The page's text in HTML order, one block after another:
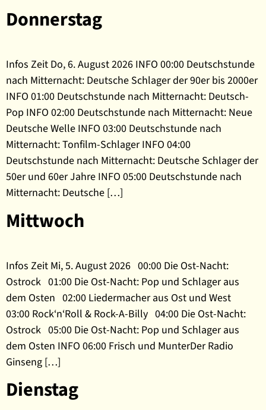
Donnerstag
Infos Zeit Do, 6. August 2026 INFO 00:00 Deutschstunde
nach Mitternacht: Deutsche Schlager der 90er bis 2000er
INFO 01:00 Deutschstunde nach Mitternacht: Deutsch-
Pop INFO 02:00 Deutschstunde nach Mitternacht: Neue
Deutsche Welle INFO 03:00 Deutschstunde nach
Mitternacht: Tonfilm-Schlager INFO 04:00
Deutschstunde nach Mitternacht: Deutsche Schlager der
50er und 60er Jahre INFO 05:00 Deutschstunde nach
Mitternacht: Deutsche […]
Mittwoch
Infos Zeit Mi, 5. August 2026 00:00 Die Ost-Nacht:
Ostrock 01:00 Die Ost-Nacht: Pop und Schlager aus
dem Osten 02:00 Liedermacher aus Ost und West
03:00 Rock‘n‘Roll & Rock-A-Billy 04:00 Die Ost-Nacht:
Ostrock 05:00 Die Ost-Nacht: Pop und Schlager aus
dem Osten INFO 06:00 Frisch und MunterDer Radio
Ginseng […]
Dienstag